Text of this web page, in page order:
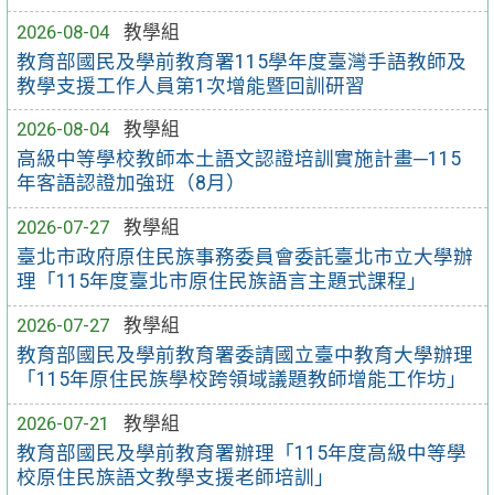
2026-08-04
教學組
教育部國民及學前教育署115學年度臺灣手語教師及
教學支援工作人員第1次增能暨回訓研習
2026-08-04
教學組
高級中等學校教師本土語文認證培訓實施計畫─115
年客語認證加強班（8月）
2026-07-27
教學組
臺北市政府原住民族事務委員會委託臺北市立大學辦
理「115年度臺北市原住民族語言主題式課程」
2026-07-27
教學組
教育部國民及學前教育署委請國立臺中教育大學辦理
「115年原住民族學校跨領域議題教師增能工作坊」
2026-07-21
教學組
教育部國民及學前教育署辦理「115年度高級中等學
校原住民族語文教學支援老師培訓」